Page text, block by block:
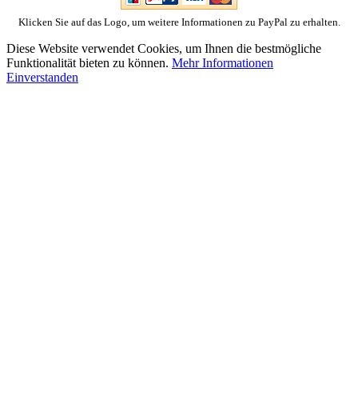
Klicken Sie auf das Logo, um weitere Informationen zu PayPal zu erhalten.
Diese Website verwendet Cookies, um Ihnen die bestmögliche
Funktionalität bieten zu können. Mehr Informationen
Einverstanden